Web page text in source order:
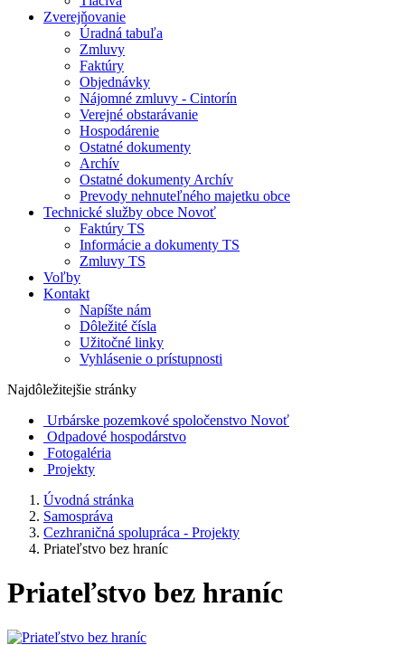
Zverejňovanie
Úradná tabuľa
Zmluvy
Faktúry
Objednávky
Nájomné zmluvy - Cintorín
Verejné obstarávanie
Hospodárenie
Ostatné dokumenty
Archív
Ostatné dokumenty Archív
Prevody nehnuteľného majetku obce
Technické služby obce Novoť
Faktúry TS
Informácie a dokumenty TS
Zmluvy TS
Voľby
Kontakt
Napíšte nám
Dôležité čísla
Užitočné linky
Vyhlásenie o prístupnosti
Najdôležitejšie stránky
Urbárske pozemkové spoločenstvo Novoť
Odpadové hospodárstvo
Fotogaléria
Projekty
Úvodná stránka
Samospráva
Cezhraničná spolupráca - Projekty
Priateľstvo bez hraníc
Priateľstvo bez hraníc